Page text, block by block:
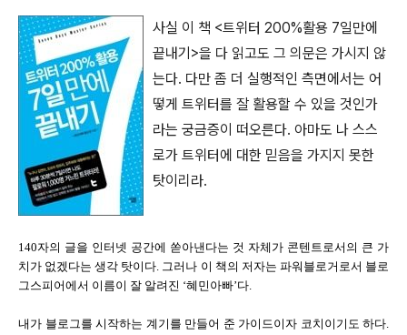
사실 이 책 <트위터 200%활용 7일만에
끝내기>을 다 읽고도 그 의문은 가시지 않
는다. 다만 좀 더 실행적인 측면에서는 어
떻게 트위터를 잘 활용할 수 있을 것인가
라는 궁금증이 떠오른다. 아마도 나 스스
로가 트위터에 대한 믿음을 가지지 못한
탓이리라.
140자의 글을 인터넷 공간에 쏟아낸다는 것 자체가 콘텐트로서의 큰 가
치가 없겠다는 생각 탓이다. 그러나 이 책의 저자는 파워블로거로서 블로
그스피어에서 이름이 잘 알려진 ‘혜민아빠’다.
내가 블로그를 시작하는 계기를 만들어 준 가이드이자 코치이기도 하다.